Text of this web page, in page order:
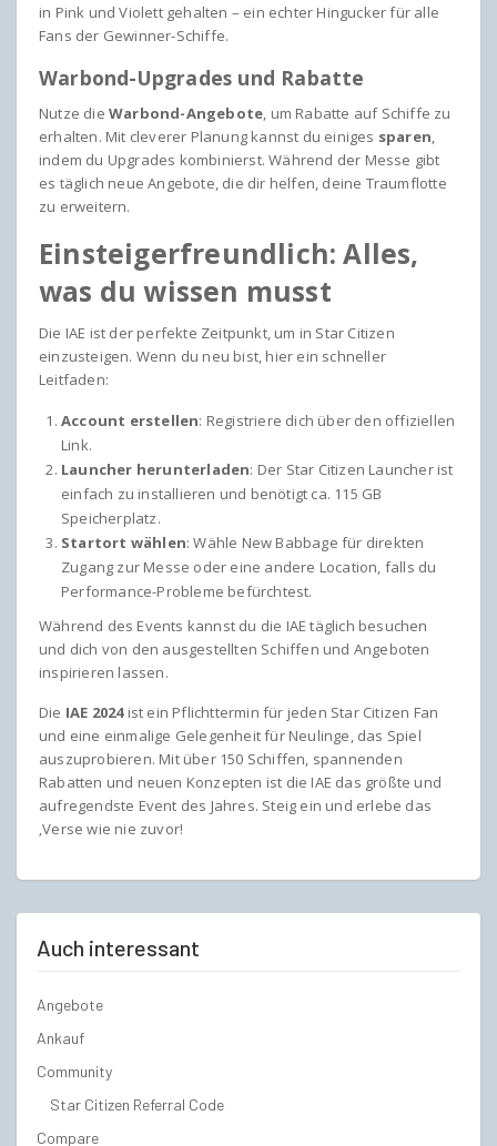
in Pink und Violett gehalten – ein echter Hingucker für alle
Fans der Gewinner-Schiffe.
Warbond-Upgrades und Rabatte
Nutze die Warbond-Angebote, um Rabatte auf Schiffe zu
erhalten. Mit cleverer Planung kannst du einiges sparen,
indem du Upgrades kombinierst. Während der Messe gibt
es täglich neue Angebote, die dir helfen, deine Traumflotte
zu erweitern.
Einsteigerfreundlich: Alles,
was du wissen musst
Die IAE ist der perfekte Zeitpunkt, um in Star Citizen
einzusteigen. Wenn du neu bist, hier ein schneller
Leitfaden:
Account erstellen: Registriere dich über den offiziellen
Link.
Launcher herunterladen: Der Star Citizen Launcher ist
einfach zu installieren und benötigt ca. 115 GB
Speicherplatz.
Startort wählen: Wähle New Babbage für direkten
Zugang zur Messe oder eine andere Location, falls du
Performance-Probleme befürchtest.
Während des Events kannst du die IAE täglich besuchen
und dich von den ausgestellten Schiffen und Angeboten
inspirieren lassen.
Die IAE 2024ist ein Pflichttermin für jeden Star Citizen Fan
und eine einmalige Gelegenheit für Neulinge, das Spiel
auszuprobieren. Mit über 150 Schiffen, spannenden
Rabatten und neuen Konzepten ist die IAE das größte und
aufregendste Event des Jahres. Steig ein und erlebe das
‚Verse wie nie zuvor!
Auch interessant
Angebote
Ankauf
Community
Star Citizen Referral Code
Compare